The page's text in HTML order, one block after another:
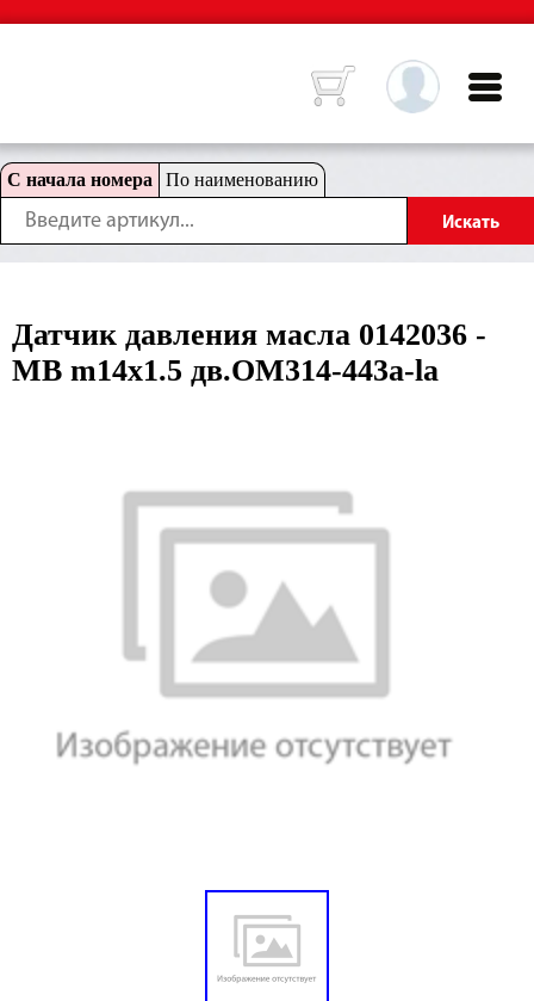
С начала номера По наименованию
Датчик давления масла 0142036 -
MB m14x1.5 дв.OM314-443a-la